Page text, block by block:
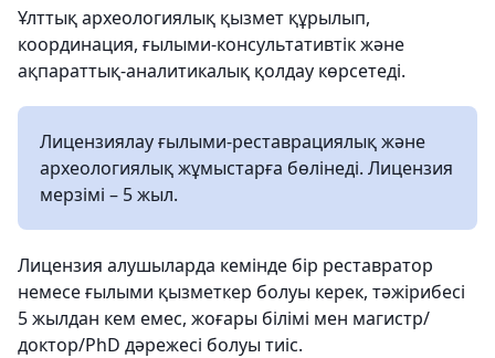
Ұлттық археологиялық қызмет құрылып,
координация, ғылыми-консультативтік және
ақпараттық-аналитикалық қолдау көрсетеді.
Лицензиялау ғылыми-реставрациялық және
археологиялық жұмыстарға бөлінеді. Лицензия
мерзімі – 5 жыл.
Лицензия алушыларда кемінде бір реставратор
немесе ғылыми қызметкер болуы керек, тәжірибесі
5 жылдан кем емес, жоғары білімі мен магистр/
доктор/PhD дәрежесі болуы тиіс.